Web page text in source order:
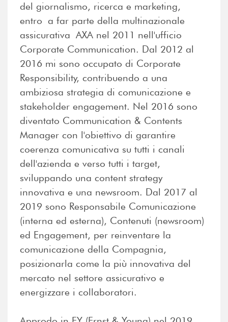
del giornalismo, ricerca e marketing,
entro a far parte della multinazionale
assicurativa AXA nel 2011 nell'ufficio
Corporate Communication. Dal 2012 al
2016 mi sono occupato di Corporate
Responsibility, contribuendo a una
ambiziosa strategia di comunicazione e
stakeholder engagement. Nel 2016 sono
diventato Communication & Contents
Manager con l'obiettivo di garantire
coerenza comunicativa su tutti i canali
dell'azienda e verso tutti i target,
sviluppando una content strategy
innovativa e una newsroom. Dal 2017 al
2019 sono Responsabile Comunicazione
(interna ed esterna), Contenuti (newsroom)
ed Engagement, per reinventare la
comunicazione della Compagnia,
posizionarla come la più innovativa del
mercato nel settore assicurativo e
energizzare i collaboratori.